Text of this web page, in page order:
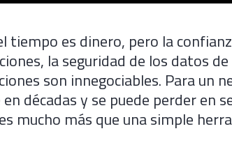
tiempo es dinero, pero la
la seguridad de los datos
son innegociables. Para un
décadas y se puede perder en
mucho más que una simple